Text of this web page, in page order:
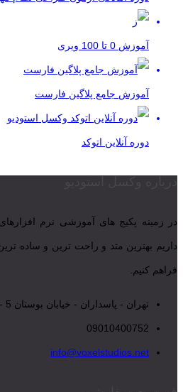
آموزش 0 تا 100 ویری
آموزش جامع پلاگین فارست
دوره آنلاین اتوکد
در زمینه پکیج های آموزشی نرم
داریم بهترین متد و راحت ترین و ساده
فراهم کنیم.
تهران - پاسداران - خیابان بوستان 5 - پلاک 32 - طبقه سوم
09010400752
info@voxelstudios.net